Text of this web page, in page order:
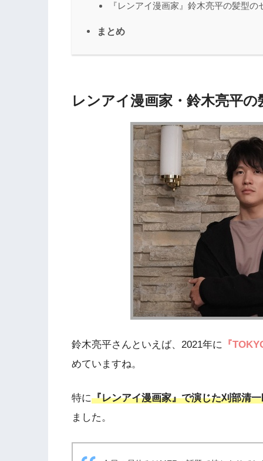
『レンアイ漫画家』鈴木亮平の髪型の
まとめ
レンアイ漫画家・鈴木亮平
鈴木亮平さんといえば、2021年に
『
めていますね。
特に『レンアイ漫画家』で演じた刈部清
ました。